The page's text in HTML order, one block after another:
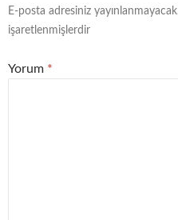
E-posta adresiniz
işaretlenmişlerdir
Yorum *